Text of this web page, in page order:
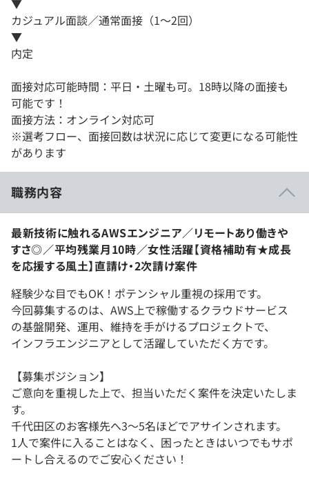
▼
カジュアル面談／通常面接（1～2回）
▼
内定
面接対応可能時間：平日・土曜も可。18時以降の面接も
可能です！
面接方法：オンライン対応可
※選考フロー、面接回数は状況に応じて変更になる可能性
があります
職務内容
最新技術に触れるAWSエンジニア／リモートあり働きや
すさ◎／平均残業月10時／女性活躍【資格補助有★成長
を応援する風土】直請け・2次請け案件
経験少な目でもOK！ポテンシャル重視の採用です。
今回募集するのは、AWS上で稼働するクラウドサービス
の基盤開発、運用、維持を手がけるプロジェクトで、
インフラエンジニアとして活躍していただく方です。
【募集ポジション】
ご意向を重視した上で、担当いただく案件を決定いたしま
す。
千代田区のお客様先へ3～5名ほどでアサインされます。
1人で案件に入ることはなく、困ったときはいつでもサポ
ートし合えるのでご安心ください！